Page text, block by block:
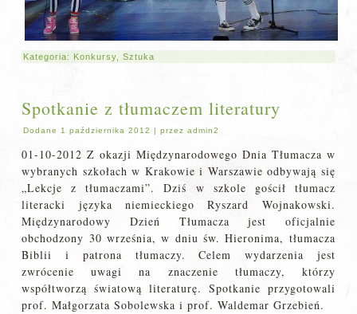
Kategoria: Konkursy,Sztuka
Spotkanie z tłumaczem literatury
Dodane 1 października 2012 |przez admin2
01-10-2012 Z okazji Międzynarodowego Dnia Tłumacza w
wybranych szkołach w Krakowie i Warszawie odbywają się
„Lekcje z tłumaczami”. Dziś w szkole gościł tłumacz
literacki języka niemieckiego Ryszard Wojnakowski.
Międzynarodowy Dzień Tłumacza jest oficjalnie
obchodzony 30 września, w dniu św. Hieronima, tłumacza
Biblii i patrona tłumaczy. Celem wydarzenia jest
zwrócenie uwagi na znaczenie tłumaczy, którzy
współtworzą światową literaturę. Spotkanie przygotowali
prof. Małgorzata Sobolewska i prof. Waldemar Grzebień.